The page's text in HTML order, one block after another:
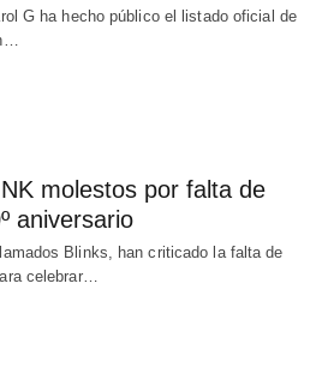
G ha hecho público el listado oficial de
molestos por falta de
aniversario
Blinks, han criticado la falta de
celebrar…